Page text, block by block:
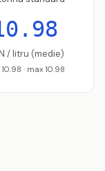
/ litru (medie)
· max 10.98